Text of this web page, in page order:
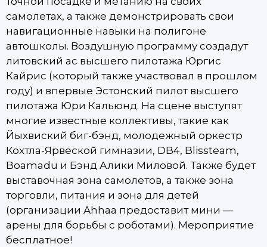
самолетах, а также демонстрировать свои
навигационные навыки на полигоне
автошколы. Воздушную программу создадут
литовский ас высшего пилотажа Юргис
Кайрис (который также участвовал в прошлом
году) и впервые Эстонский пилот высшего
пилотажа Юри Кальюнд. На сцене выступят
многие известные коллективы, такие как
Йыхвиский биг-бэнд, молодежный оркестр
Кохтла-Ярвеской гимназии, DB4, Blissteam,
Boamadu и Бэнд Алики Миловой. Также будет
выставочная зона самолетов, а также зона
торговли, питания и зона для детей
(организации Ahhaa предоставит мини —
арены для борьбы с роботами). Мероприятие
бесплатное!